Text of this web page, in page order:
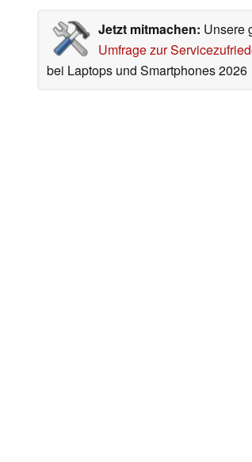
Jetzt mitmachen: Unsere
Umfrage zur
bei Laptops und Smartphones 2026